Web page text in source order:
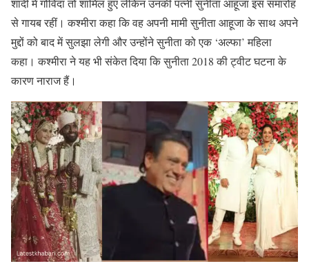
से गायब रहीं। कश्मीरा कहा कि वह अपनी मामी सुनीता आहूजा के साथ अपने
मुद्दों को बाद में सुलझा लेगी और उन्होंने सुनीता को एक ‘अल्फा’ महिला
कहा। कश्मीरा ने यह भी संकेत दिया कि सुनीता 2018 की ट्वीट घटना के
कारण नाराज हैं।